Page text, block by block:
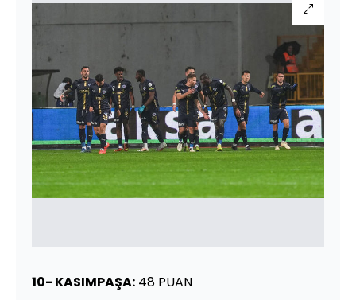
10- KASIMPAŞA: 48 PUAN